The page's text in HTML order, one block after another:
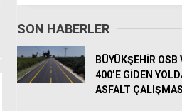
SON HABERLER
BÜYÜKŞEHİR OSB
400’E GİDEN
ASFALT